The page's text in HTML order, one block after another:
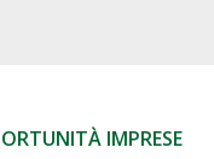
IMPRESE